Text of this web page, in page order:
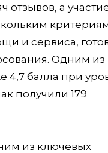
отзывов, а
и сервиса,
Одним из
4,7 балла при
получили 179
из ключевых